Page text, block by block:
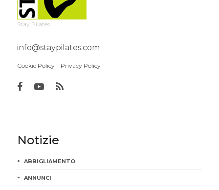
Stay Pilates
info@staypilates.com
Cookie Policy – Privacy Policy
Notizie
ABBIGLIAMENTO
ANNUNCI